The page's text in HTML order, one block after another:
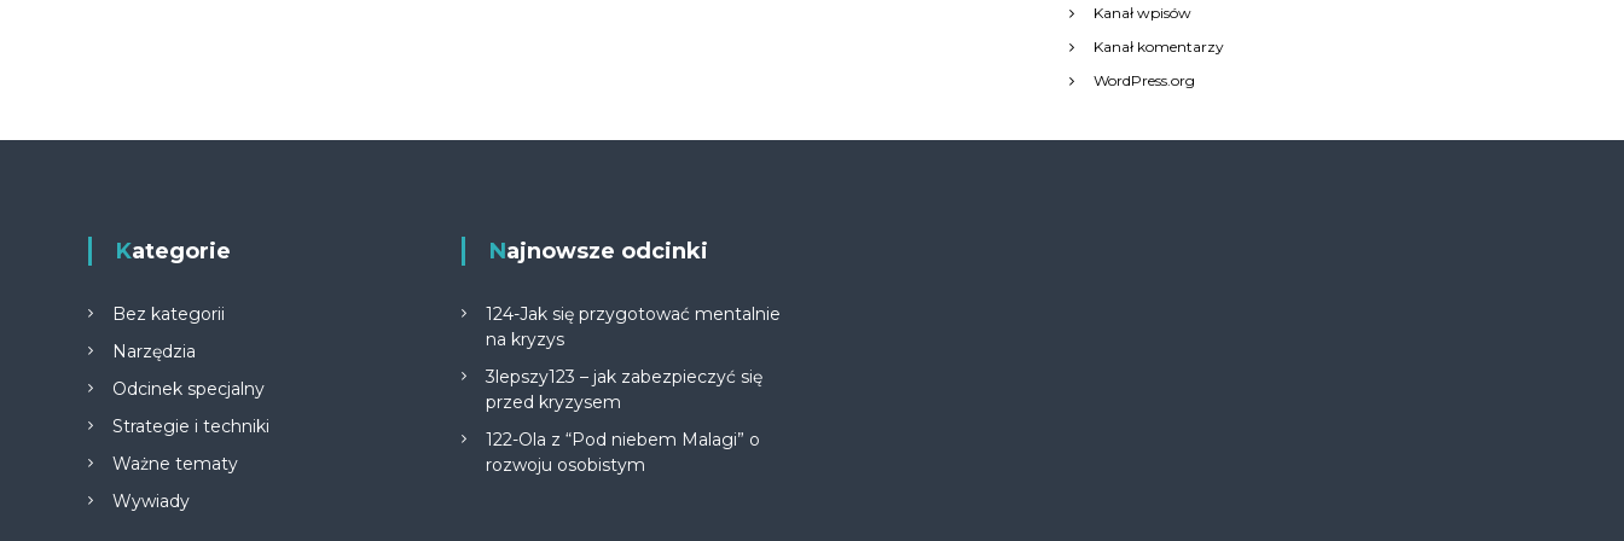
Kanał wpisów
Kanał komentarzy
WordPress.org
Kategorie
Bez kategorii
Narzędzia
Odcinek specjalny
Strategie i techniki
Ważne tematy
Wywiady
Najnowsze odcinki
124-Jak się przygotować mentalnie
na kryzys
3lepszy123 – jak zabezpieczyć się
przed kryzysem
122-Ola z “Pod niebem Malagi” o
rozwoju osobistym